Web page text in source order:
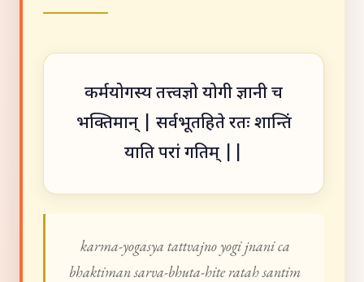
कर्मयोगस्य तत्त्वज्ञो योगी ज्ञानी च
भक्तिमान् | सर्वभूतहिते रतः शान्तिं
याति परां गतिम् ||
karma-yogasya tattvajno yogi jnani ca
bhaktiman sarva-bhuta-hite ratah santim